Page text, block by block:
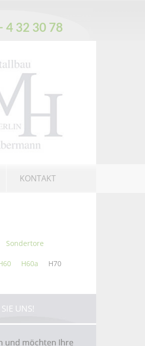
4 32 30 78
KONTAKT
Sondertore
H60a
H70
UNS!
und möchten Ihre